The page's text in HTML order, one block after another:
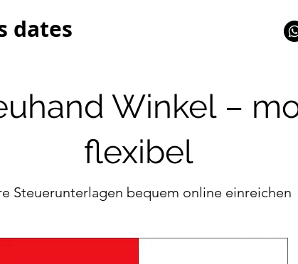
dates
Winkel –
flexibel
Steuerunterlagen bequem online einreichen